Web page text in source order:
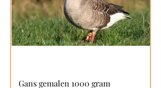
Gans gemalen 1000 gram